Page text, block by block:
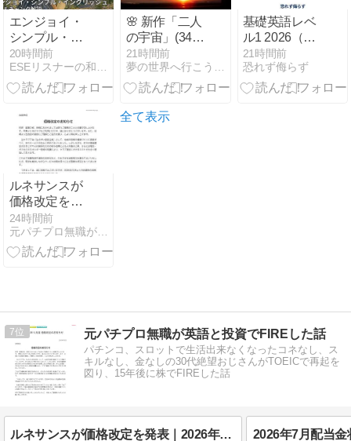
エンジョイ・
シンプル・イ
ングリッシュ
和訳＆チャン
ク解説（8/7）
20時間前
ESEリスナーの和訳＆チャンク解説ブログ
🌸 新作「二人
の宇宙」(34)
UFOの星はド
ームとチュー
ブ 🍒 英検3分
21時間前
夢の世界へ行こうＵＳＡ実践英会話
基礎英語レベ
ル1 2026（26-
08-06）
21時間前
恐れず侮らず
ルネサンスが
価格改定を発
表｜2026年10
月からの月会
費値上げまと
24時間前
元パチプロ無職が英語と投資でFIREした話
全て表示
7 元パチプロ無職が英語と投資でFIREした話
パチンコ、スロットで生活出来なくなったコネなし、ス
キルなし、金なしの30代絶望おじさんがTOEICで再起を
図り、15年後に株でFIREした話
ルネサンスが価格改定を発表｜2026年10月からの月会費値上げまとめ 2026年7月配当